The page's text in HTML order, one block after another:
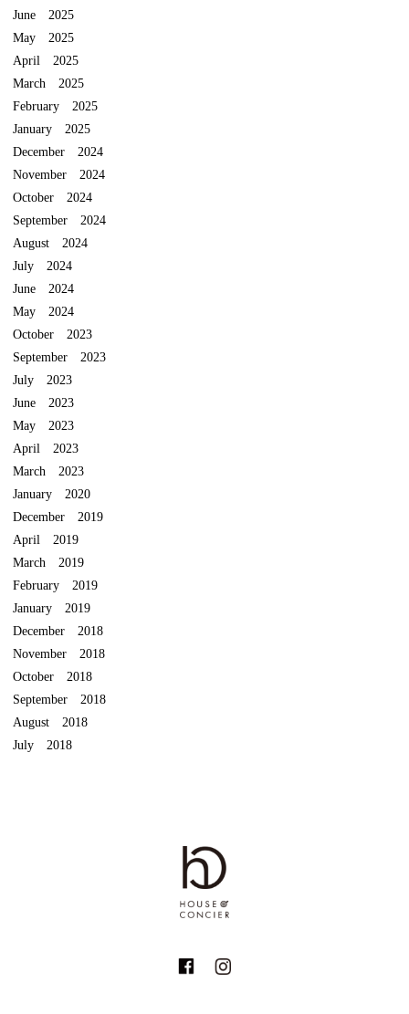
June 2025
May 2025
April 2025
March 2025
February 2025
January 2025
December 2024
November 2024
October 2024
September 2024
August 2024
July 2024
June 2024
May 2024
October 2023
September 2023
July 2023
June 2023
May 2023
April 2023
March 2023
January 2020
December 2019
April 2019
March 2019
February 2019
January 2019
December 2018
November 2018
October 2018
September 2018
August 2018
July 2018